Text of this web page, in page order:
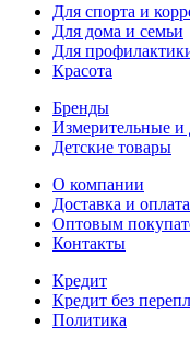
Для спорта и
Для дома и семьи
Для
Красота
Бренды
Измерительные и
Детские товары
О компании
Доставка и оплата
Оптовым
Контакты
Кредит
Кредит без
Политика